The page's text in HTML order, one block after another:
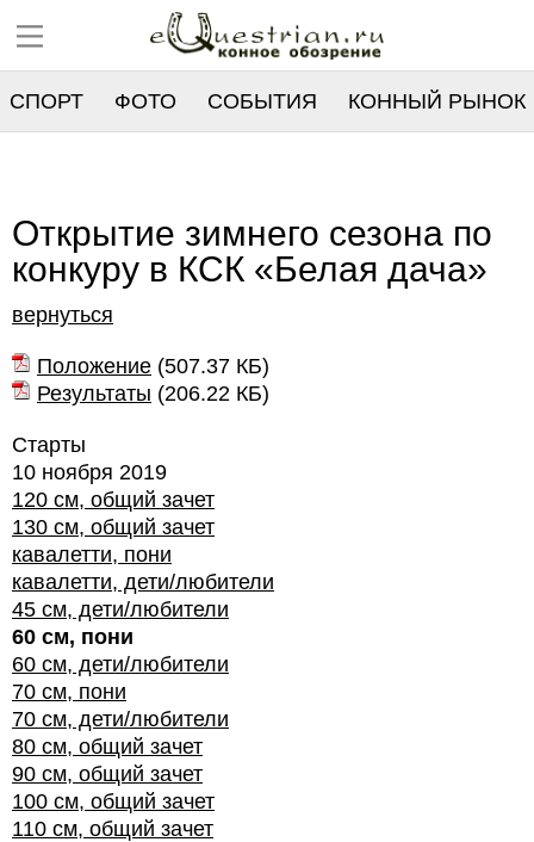
СПОРТ ФОТО СОБЫТИЯ КОННЫЙ РЫНОК
Открытие зимнего сезона по
конкуру в КСК «Белая дача»
вернуться
Положение (507.37 КБ)
Результаты (206.22 КБ)
Старты
10 ноября 2019
120 см, общий зачет
130 см, общий зачет
кавалетти, пони
кавалетти, дети/любители
45 см, дети/любители
60 см, пони
60 см, дети/любители
70 см, пони
70 см, дети/любители
80 см, общий зачет
90 см, общий зачет
100 см, общий зачет
110 см, общий зачет